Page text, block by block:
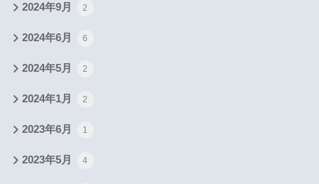
2024年9月 2
2024年6月 6
2024年5月 2
2024年1月 2
2023年6月 1
2023年5月 4